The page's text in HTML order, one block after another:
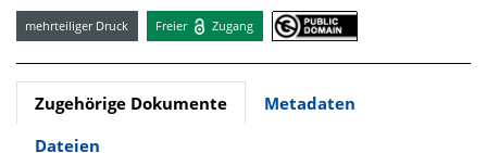
mehrteiliger Druck Freier Zugang
Zugehörige Dokumente
Metadaten
Dateien